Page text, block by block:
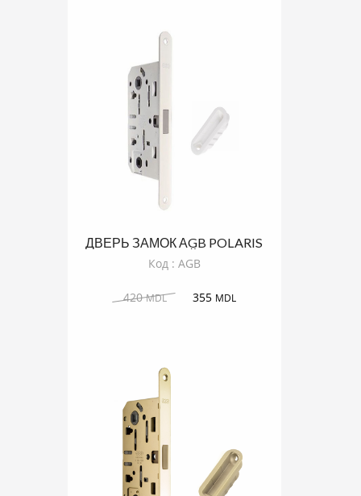
ДВЕРЬ ЗАМОК АGB POLARIS
БЕЛЫЙ
Код : AGB
420MDL 355 MDL